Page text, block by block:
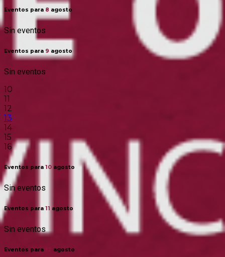
Eventos para 8 agosto
Sin eventos
Eventos para 9 agosto
Sin eventos
10
11
12
13
14
15
16
Eventos para 10 agosto
Sin eventos
Eventos para 11 agosto
Sin eventos
Eventos para agosto